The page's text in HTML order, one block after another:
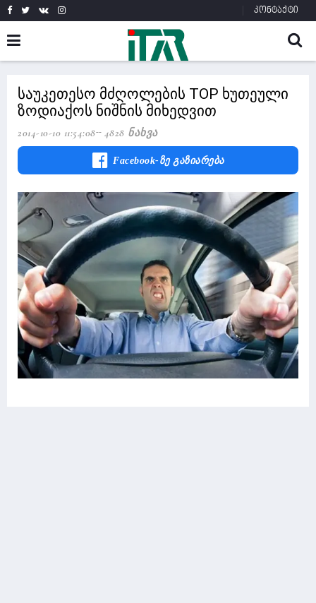
კონტაქტი
საუკეთესო მძღოლების TOP ხუთეული
ზოდიაქოს ნიშნის მიხედვით
2014-10-10 11:54:08 4828 Ნახვა
Facebook-Ზე Გაზიარება